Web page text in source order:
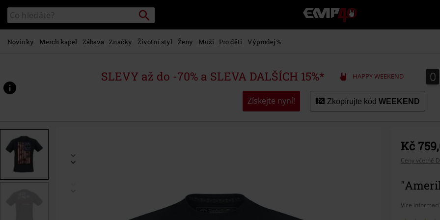
hlavnímu
obsahu
Katalog
vyhledávání
Vyhledávání
EMP
-
Hudba,
Merch
hráče,
Alternativní
Novinky Merch kapel Zábava Značky Životní styl Ženy Muži Pro děti Výprodej %
SLEVY až do -70% a SLEVA DALŠÍCH 15%* HAPPY WEEKEND 0
0
Získejte nyní! Zkopírujte kód WEEKEND
www.emp-
p/amerika/216145.html
Kč
Ceny včetně
Více